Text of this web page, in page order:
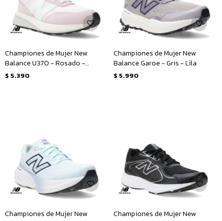
Championes de Mujer New
Balance U370 - Rosado -
Blanco
$ 5.390
Championes de Mujer New
Balance Garoe - Gris - Lila
$ 5.990
Championes de Mujer New
Championes de Mujer New